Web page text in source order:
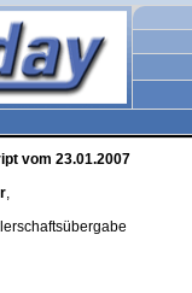
vom 23.01.2007
,